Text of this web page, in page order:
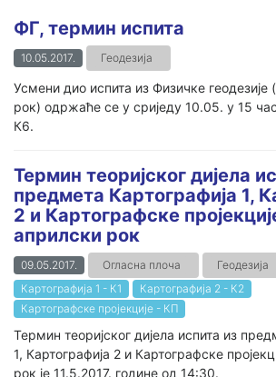
ФГ, термин испита
10.05.2017. Геодезија
Усмени дио испита из Физичке геодезије
рок) одржаће се у сриједу 10.05. у 15
К6.
Teрмин теоријског дијела
предмета Картографија 1,
2 и Картографске
априлски рок
09.05.2017. Огласна плоча
Геодезија
Картографија 1 - К1
Картографија 2 - К2
Картографске пројекције - КП
Teрмин теоријског дијела испита из
1, Картографија 2 и Картографске
рок је 11.5.2017. године од 14:30.